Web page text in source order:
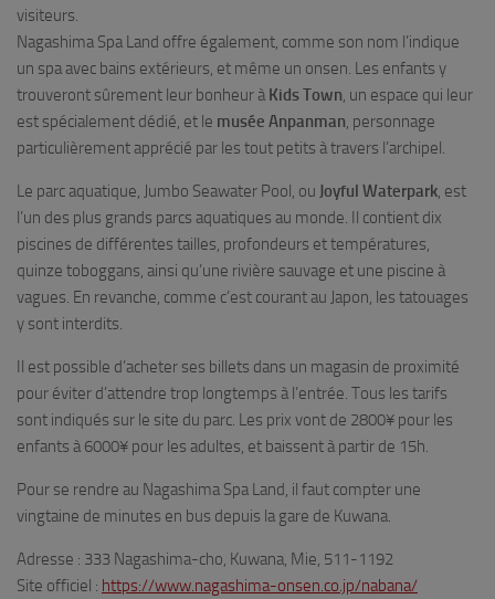
visiteurs.
Nagashima Spa Land offre également, comme son nom l’indique
un spa avec bains extérieurs, et même un onsen. Les enfants y
trouveront sûrement leur bonheur à Kids Town, un espace qui leur
est spécialement dédié, et le musée Anpanman, personnage
particulièrement apprécié par les tout petits à travers l’archipel.
Le parc aquatique, Jumbo Seawater Pool, ou Joyful Waterpark, est
l’un des plus grands parcs aquatiques au monde. Il contient dix
piscines de différentes tailles, profondeurs et températures,
quinze toboggans, ainsi qu’une rivière sauvage et une piscine à
vagues. En revanche, comme c’est courant au Japon, les tatouages
y sont interdits.
Il est possible d’acheter ses billets dans un magasin de proximité
pour éviter d’attendre trop longtemps à l’entrée. Tous les tarifs
sont indiqués sur le site du parc. Les prix vont de 2800¥ pour les
enfants à 6000¥ pour les adultes, et baissent à partir de 15h.
Pour se rendre au Nagashima Spa Land, il faut compter une
vingtaine de minutes en bus depuis la gare de Kuwana.
Adresse : 333 Nagashima-cho, Kuwana, Mie, 511-1192
Site officiel : https://www.nagashima-onsen.co.jp/nabana/